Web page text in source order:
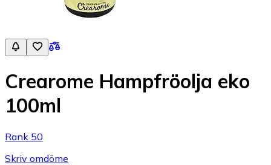
Crearome Hampfröolja eko
100ml
Rank 50
Skriv omdöme